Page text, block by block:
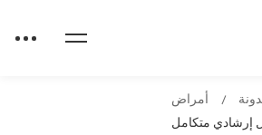
أمراض
إرشادي متكامل